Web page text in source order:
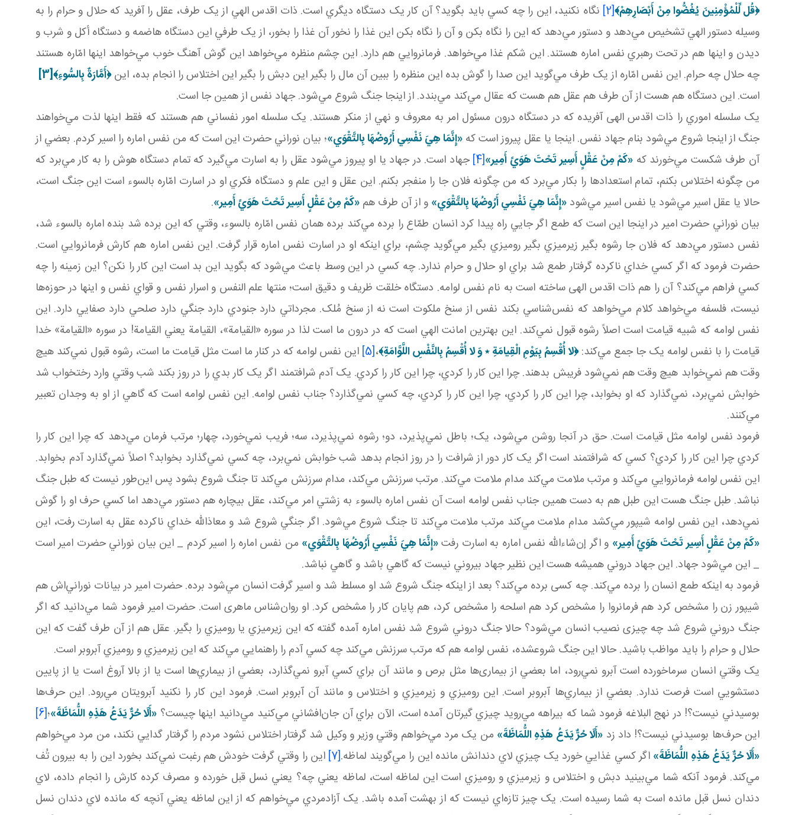
﴿قُل لِّلْمُؤْمِنِينَ يُغُضُّوا مِنْ أَبْصَارِهِمْ﴾[2]
نگاه نکنيد، اين را چه کسي بايد بگويد؟ آن کار يک دستگاه ديگري است. ذات اقدس الهي از يک طرف، عقل را آفريد که حلال و حرام را به
وسيله دستور الهي تشخيص مي‌دهد و دستور مي‌دهد که اين را نگاه بکن و آن را نگاه بکن اين غذا را نخور آن غذا را بخور، از يک طرفي اين دستگاه هاضمه و دستگاه أکل و شرب و
ديدن و اينها هم در تحت رهبري نفس اماره هستند. اين شکم غذا مي‌خواهد. فرمانروايي هم دارد. اين چشم منظره مي‌خواهد اين گوش آهنگ خوب مي‌خواهد اينها امّاره‌ هستند
چه حلال چه حرام. اين نفس امّاره از يک طرف مي‌گويد اين صدا را گوش بده اين منظره را ببين آن مال را بگير اين دبش را بگير اين اختلاس را انجام بده، اين﴿أَمَّارَةٌ بِالسُّوءِ﴾[3]
است. اين دستگاه هم هست از آن طرف هم عقل هم هست که عقال مي‌کند مي‌بندد. از اينجا جنگ شروع مي‌شود. جهاد نفس از همين جا است.
يک سلسله اموري را ذات اقدس الهی آفريده که در دستگاه درون مسئول امر به معروف و نهي از منکر هستند. يک سلسله امور نفساني هم هستند که فقط اينها لذت مي‌خواهند
جنگ از اينجا شروع مي‌شود بنام جهاد نفس. اينجا يا عقل پيروز است که «إِنَّمَا هِيَ نَفْسِي أَرُوضُهَا بِالتَّقْوَي»؛ بيان نوراني حضرت اين است که من نفس اماره را اسير کردم. بعضي از
آن طرف شکست مي‌خورند که «کَمْ مِنْ عَقْلٍ أَسِير تَحْتَ هَوَيً أَمِير»[4]
جهاد است. در جهاد يا او پيروز مي‌شود عقل را به اسارت مي‌گيرد که تمام دستگاه هوش را به کار مي‌برد که
من چگونه اختلاس بکنم، تمام استعدادها را بکار مي‌برد که من چگونه فلان جا را منفجر بکنم. اين عقل و اين علم و دستگاه فکري او در اسارت امّاره بالسوء است اين جنگ است،
حالا يا عقل اسير مي‌شود يا نفس اسير مي‌شود «إِنَّمَا هِيَ نَفْسِي أَرُوضُهَا بِالتَّقْوَي» و از آن طرف هم «کَمْ مِنْ عَقْلٍ أَسِير تَحْتَ هَوَيً أَمِير».
بيان نوراني حضرت امير در اينجا اين است که طمع اگر جايي راه پيدا کرد انسان طمّاع را برده مي‌کند برده همان نفس امّاره بالسوء، وقتي که اين برده شد بنده اماره بالسوء شد،
نفس دستور مي‌دهد که فلان جا رشوه بگير زيرميزي بگير روميزي بگير مي‌گويد چشم، براي اينکه او در اسارت نفس اماره قرار گرفت. اين نفس اماره هم کارش فرمانروايي است.
حضرت فرمود که اگر کسي خداي ناکرده گرفتار طمع شد براي او حلال و حرام ندارد. چه کسي در اين وسط باعث مي‌شود که بگويد اين بد است اين کار را نکن؟ اين زمينه را چه
کسي فراهم مي‌کند؟ آن را هم ذات اقدس الهی ساخته است به نام نفس لوامه. دستگاه خلقت ظريف و دقيق است؛ منتها علم النفس و اسرار نفس و قواي نفس و اينها در حوزه‌ها
نيست، فلسفه مي‌خواهد کلام مي‌خواهد که نفس‌شناسي بکند نفس از سنخ ملکوت است نه از سنخ مُلک. مجرداتي دارد جنودي دارد جنگي دارد صلحي دارد صفايي دارد. اين
نفس لوامه که شبيه قيامت است اصلاً رشوه قبول نمي‌کند. اين بهترين امانت الهي است که در درون ما است لذا در سوره «القيامة»، القيامة يعني القيامة! در سوره «القيامة» خدا
قيامت را با نفس لوامه يک جا جمع مي‌کند:﴿لا أُقْسِمُ بِيَوْمِ الْقِيامَةِ٭وَ لا أُقْسِمُ بِالنَّفْسِ اللَّوَّامَةِ﴾،[5]
اين نفس لوامه که در کنار ما است مثل قيامت ما است، رشوه قبول نمي‌کند هيچ
وقت هم نمي‌خوابد هيچ وقت هم نمي‌شود فريبش بدهند. چرا اين کار را کردي، چرا اين کار را کردي. يک آدم شرافتمند اگر يک کار بدي را در روز بکند شب وقتي وارد رختخواب شد
خوابش نمي‌برد، نمي‌گذارد که او بخوابد، چرا اين کار را کردي، چرا اين کار را کردي، چه کسي نمي‌گذارد؟ جناب نفس لوامه. اين نفس لوامه است که گاهي از او به وجدان تعبير
مي‌کنند.
فرمود نفس لوامه مثل قيامت است. حق در آنجا روشن مي‌شود، يک؛ باطل نمي‌پذيرد، دو؛ رشوه نمي‌پذيرد، سه؛ فريب نمي‌خورد، چهار؛ مرتب فرمان مي‌دهد که چرا اين کار را
کردي چرا اين کار را کردي؟ کسي که شرافتمند است اگر يک کار دور از شرافت را در روز انجام بدهد شب خوابش نمي‌برد، چه کسي نمي‌گذارد بخوابد؟ اصلاً نمي‌گذارد آدم بخوابد.
اين نفس لوامه فرمانروايي مي‌کند و مرتب ملامت مي‌کند مدام ملامت مي‌کند. مرتب سرزنش مي‌کند، مدام سرزنش مي‌کند تا جنگ شروع بشود پس اين‌طور نيست که طبل جنگ
نباشد. طبل جنگ هست اين طبل هم به دست همين جناب نفس لوامه است آن نفس اماره بالسوء به زشتي امر مي‌کند، عقل بيچاره هم دستور مي‌دهد اما کسي حرف او را گوش
نمي‌دهد، اين نفس لوامه شيپور مي‌کشد مدام ملامت مي‌کند مرتب ملامت مي‌کند تا جنگ شروع مي‌شود. اگر جنگي شروع شد و معاذالله خداي ناکرده عقل به اسارت رفت، اين
«کَمْ مِنْ عَقْلٍ أَسِير تَحْتَ هَوَيً أَمِير» و اگر إن‌شاءالله نفس اماره به اسارت رفت«إِنَّمَا هِيَ نَفْسِي أَرُوضُهَا بِالتَّقْوَي» من نفس اماره را اسير کردم _ اين بيان نوراني حضرت امير است
_ اين مي‌شود جهاد. اين جهاد دروني هميشه هست اين نظير جهاد بيروني نيست که گاهي باشد و گاهي نباشد.
فرمود به اينکه طمع انسان را برده مي‌کند. چه کسی برده مي‌کند؟ بعد از اينکه جنگ شروع شد او مسلط شد و اسير گرفت انسان مي‌شود برده. حضرت امير در بيانات نوراني‌اش هم
شيپور زن را مشخص کرد هم فرمانروا را مشخص کرد هم اسلحه را مشخص کرد، هم پايان کار را مشخص کرد. او روان‌شناس ماهری است. حضرت امير فرمود شما مي‌دانيد که اگر
جنگ دروني شروع شد چه چيزی نصيب انسان مي‌شود؟ حالا جنگ دروني شروع شد نفس اماره آمده گفته که اين زيرميزي يا روميزي را بگير. عقل هم از آن طرف گفت که اين
حلال و حرام را بايد مواظب باشيد. حالا اين جنگ شروعشده، نفس لوامه هم که مرتب سرزنش مي‌کند چه کسي آدم را راهنمايي مي‌کند که اين زيرميزي و روميزي آبروبر است.
يک وقتي انسان سرماخورده است آبرو نمي‌رود، اما بعضي از بيماری‌ها مثل برص و مانند آن براي کسي آبرو نمي‌گذارد، بعضي از بيماري‌ها است يا از بالا آروغ است يا از پايين
دستشويي است فرصت ندارد. بعضي از بيماري‌ها آبروبر است. اين روميزي و زيرميزي و اختلاس و مانند آن آبروبر است. فرمود اين کار را نکنيد آبرويتان مي‌رود. اين حرف‌ها
بوسيدني نيست؟! در نهج البلاغه فرمود شما که بيراهه مي‌رويد چيزي گيرتان آمده است، الآن براي آن جان‌افشاني مي‌کنيد مي‌دانيد اينها چيست؟ «أَلَا حُرٌّ يَدَعُ هَذِهِ اللُّمَاظَةَ»؛[6]
اين حرف‌ها بوسيدني نيست؟! داد زد «أَلَا حُرٌّ يَدَعُ هَذِهِ اللُّمَاظَةَ» من يک مرد مي‌خواهم وقتي وزير و وکيل شد گرفتار اختلاس نشود مردم را گرفتار گدايي نکند، من مرد مي‌خواهم
«أَلَا حُرٌّ يَدَعُ هَذِهِ اللُّمَاظَةَ» اگر کسي غذايي خورد يک چيزي لاي دندانش مانده اين را مي‌گويند لماظه.[7]
اين را وقتي گرفت خودش هم رغبت نمي‌کند بخورد اين را به بيرون تُف
مي‌کند. فرمود آنکه شما مي‌بينيد دبش و اختلاس و زيرميزي و روميزي است اين لماظه است، لماظه يعني چه؟ يعني نسل قبل خورده و مصرف کرده کارش را انجام داده، لاي
دندان نسل قبل مانده است به شما رسيده است. يک چيز تازه‌اي نيست که از بهشت آمده باشد. يک آزادمردي مي‌خواهم که از اين لماظه يعني آنچه که مانده لاي دندان نسل